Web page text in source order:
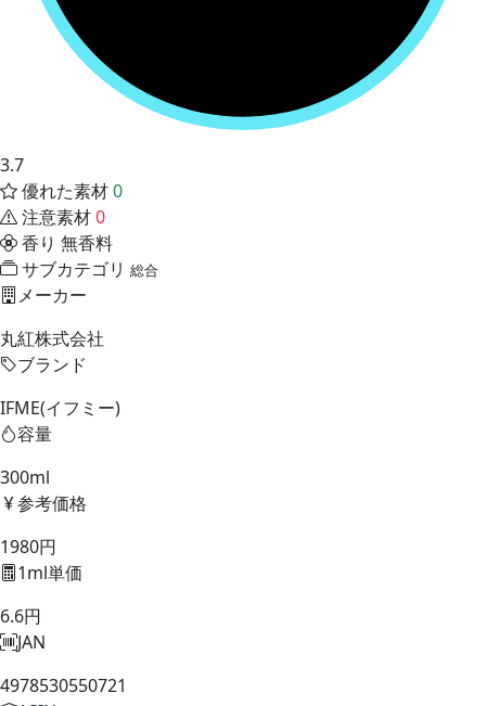
3.7
優れた素材0
注意素材0
香り 無香料
サブカテゴリ 総合
メーカー
丸紅株式会社
ブランド
IFME(イフミー)
容量
300ml
参考価格
1980円
1ml単価
6.6円
JAN
4978530550721